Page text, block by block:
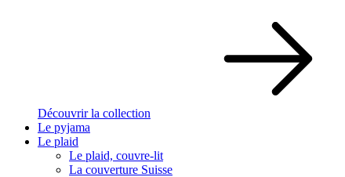
Découvrir la collection
Le pyjama
Le plaid
Le plaid, couvre-lit
La couverture Suisse